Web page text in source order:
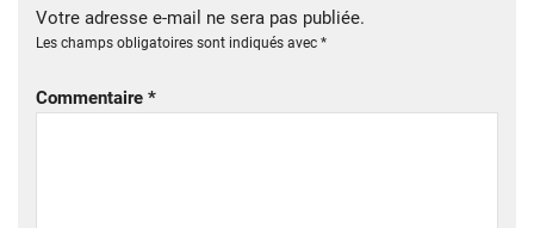
Votre adresse e-mail ne sera pas publiée.
Les champs obligatoires sont indiqués avec *
Commentaire *